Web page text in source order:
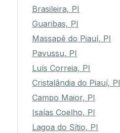
Brasileira, PI
Guaribas, PI
Massapê do Piauí, PI
Pavussu, PI
Luís Correia, PI
Cristalândia do Piauí, PI
Campo Maior, PI
Isaías Coelho, PI
Lagoa do Sítio, PI